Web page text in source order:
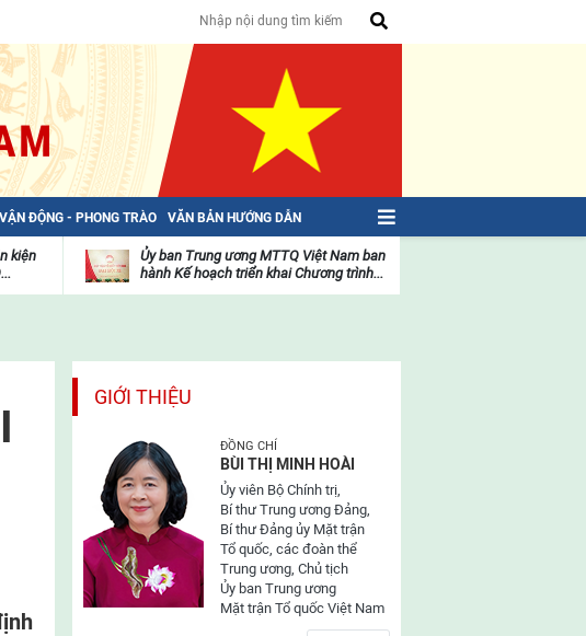
VẬN ĐỘNG - PHONG TRÀO VĂN BẢN HƯỚNG DẪN
kiện
mặt
trận
Ủy ban Trung ương MTTQ Việt Nam ban
hành Kế hoạch triển khai Chương trình...
GIỚI THIỆU
ĐỒNG CHÍ
BÙI THỊ MINH HOÀI
Ủy viên Bộ Chính trị,
Bí thư Trung ương Đảng,
Bí thư Đảng ủy Mặt trận
Tổ quốc, các đoàn thể
Trung ương, Chủ tịch
Ủy ban Trung ương
Mặt trận Tổ quốc Việt Nam